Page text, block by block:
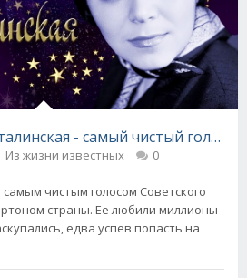
- самый чистый голос
Из жизни известных 0
чистым голосом Советского
страны. Ее любили миллионы
едва успев попасть на